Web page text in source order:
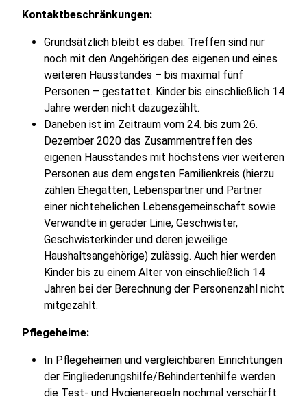
Kontaktbeschränkungen:
Grundsätzlich bleibt es dabei: Treffen sind nur
noch mit den Angehörigen des eigenen und eines
weiteren Hausstandes – bis maximal fünf
Personen – gestattet. Kinder bis einschließlich 14
Jahre werden nicht dazugezählt.
Daneben ist im Zeitraum vom 24. bis zum 26.
Dezember 2020 das Zusammentreffen des
eigenen Hausstandes mit höchstens vier weiteren
Personen aus dem engsten Familienkreis (hierzu
zählen Ehegatten, Lebenspartner und Partner
einer nichtehelichen Lebensgemeinschaft sowie
Verwandte in gerader Linie, Geschwister,
Geschwisterkinder und deren jeweilige
Haushaltsangehörige) zulässig. Auch hier werden
Kinder bis zu einem Alter von einschließlich 14
Jahren bei der Berechnung der Personenzahl nicht
mitgezählt.
Pflegeheime:
In Pflegeheimen und vergleichbaren Einrichtungen
der Eingliederungshilfe/Behindertenhilfe werden
die Test- und Hygieneregeln nochmal verschärft.